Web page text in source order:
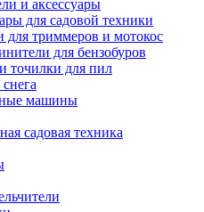
и аксессуары
для садовой техники
триммеров и мотокос
для бензобуров
для пил
машины
садовая техника